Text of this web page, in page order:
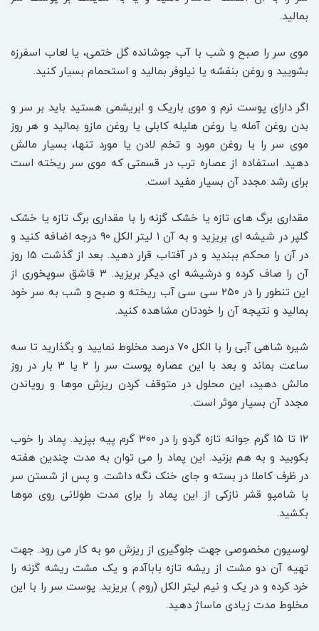
بمالید.
موی سر را صبح و شب با آب جوشانده گل ختمی، یا لعاب اسفرزه
بشویید و روغن بنفشه یا نیلوفر بمالید و استحمام بسیار کنید.
اگر دارای پوست نرم و موی باریک و ابریشمی هستید باید بر سر و
بدن روغن آمله یا روغن هلیله کابلی یا روغن مازو بمالید و هر روز
موی سر را با روغن مورد و تخم لادن یا مورد تنها، بسیار مالش
دهید. استفاده از عصاره ترب در قسمتی که موی سر ریخته است
برای رشد مجدد آن بسیار مفید است.
مقداری برگ های تازه یا خشک گزنه را با مقداری برگ تازه یا خشک
گلپر در شیشه ای بریزید و به آن ۱ لیتر الکل ۹۰ درجه اضافه کنید و
در آن را محکم ببندید و در آفتاب قرار دهید. بعد از گذشت ۱۵ روز
آن را صاف کرده و درشیشه ای دیگر بریزید. ۳ قاشق سوپخوری از
این تنطور را در ۲۵۰ سی سی آب ریخته و صبح و شب به سر خود
بمالید و نتیجه آن را خودتان مشاهده کنید.
شیره شاهی آبی را با الکل ۷۰ درصد مخلوط نمایید و بگذارید تا سه
ساعت بماند و بعد با این عصاره پوست سر را ۲ یا ۳ بار در روز
مالش دهید، این محلول در متوقف کردن ریزش موها و رویاندن
مجدد آن بسیار موثر است.
۱۲ تا ۱۵ گرم جوانه تازه گردو را در ۳۰۰ گرم پیه بپزید. پماد را خوب
بکوبید و به هم بزنید. این پماد را می توان به مدت چندین هفته
در ظرف کاملا در بسته و جای خنک نگه داشت. و پس از شستن سر
با شامپو قشر نازکی از این پماد را برای مدت طولانی روی موها
بکشید.
لوسیون مخصوصی جهت جلوگیری از ریزش مو به کار می رود. جهت
تهیه آن دو مشت از ریشه تازه باباآدم و یک مشت ریشه گزنه را
خرد کرده و در یک و نیم لیتر الکل (روم ) بریزید. پوست سر را با این
مخلوط مدت زیادی ماساژ دهید.